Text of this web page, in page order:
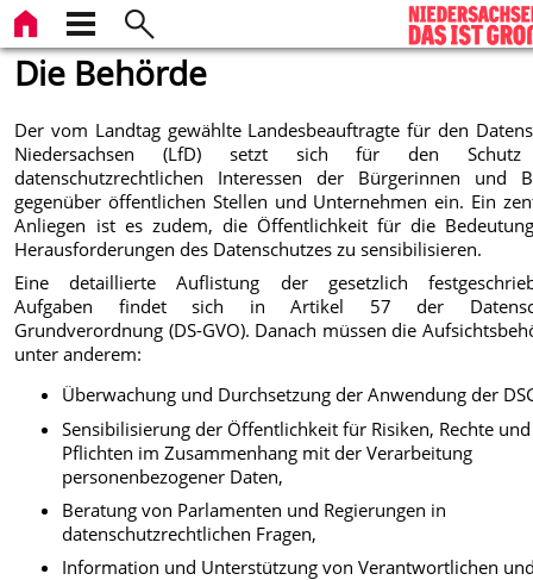
Die Behörde
Der vom Landtag gewählte Landesbeauftragte für den
Niedersachsen (LfD) setzt sich für den
datenschutzrechtlichen Interessen der Bürgerinnen und
gegenüber öffentlichen Stellen und Unternehmen ein. Ein
Anliegen ist es zudem, die Öffentlichkeit für die
Herausforderungen des Datenschutzes zu sensibilisieren.
Eine detaillierte Auflistung der gesetzlich
Aufgaben findet sich in Artikel 57 der
Grundverordnung (DS-GVO). Danach müssen die
unter anderem:
Überwachung und Durchsetzung der Anwendung der
Sensibilisierung der Öffentlichkeit für Risiken, Rechte und
Pflichten im Zusammenhang mit der Verarbeitung
personenbezogener Daten,
Beratung von Parlamenten und Regierungen in
datenschutzrechtlichen Fragen,
Information und Unterstützung von Verantwortlichen